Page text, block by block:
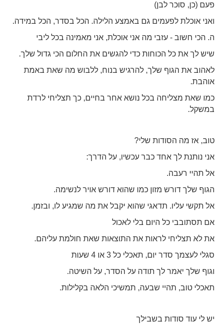
פעם (כן, סוכר לבן)
ואני אוכלת לפעמים גם באמצע הלילה. הכל בסדר, הכל במידה.
ה. הכי חשוב - עזבי מה אני אוכלת, אני מאמינה בכל ליבי
שיש לך את כל הכוחות כדי להגשים את החלום הכי גדול שלך.
לאהוב את הגוף שלך, להרגיש בנוח, ללבוש מה שאת באמת
אוהבת.
כמו שאת מצליחה בכל נושא אחר בחיים, כך תצליחי לרדת
במשקל.
טוב, אז מה הסודות שלי?
אני נותנת לך אחד כבר עכשיו, על הדרך:
אל תהיי רעבה.
הגוף שלך דורש מזון כמו שהוא דורש אויר לנשימה.
אל תקשי עליו. תדאגי שהוא יקבל את מה שמגיע לו, ובזמן.
אם תסתובבי כל היום בלי לאכול
את לא תצליחי לראות את התוצאות שאת חולמת עליהם.
סגלי לעצמך סדר יום, תאכלי כל 3 או 4 שעות
וגוף שלך יאמר לך תודה על הסדר, על השיטה.
תאכלי טוב, תהיי שבעה, תמשיכי הלאה בקלילות.
יש לי עוד סודות בשבילך